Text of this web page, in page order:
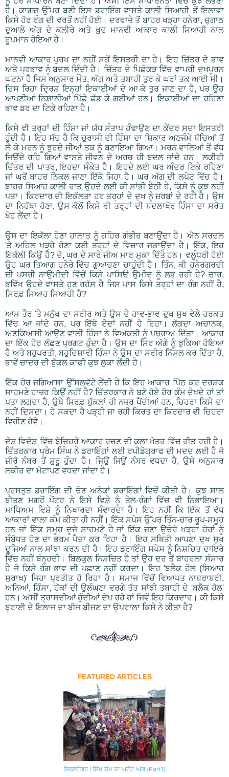
ਹੈ। ਕਾਗ਼ਜ਼ ਉੱਪਰ ਬਣੀ ਇਸ ਡਰਾਇੰਗ ਵਾਸਤੇ ਕਾਲੀ ਸਿਆਹੀ ਤੋਂ ਇਲਾਵਾ
ਕਿਸੇ ਹੋਰ ਰੰਗ ਦੀ ਵਰਤੋਂ ਨਹੀਂ ਹੋਈ। ਦਰਵਾਜ਼ੇ ਤੋਂ ਬਾਹਰ ਖੜ੍ਹਾ ਹਨੇਰਾ, ਚੁਗਾਠ
ਦੁਆਲੇ ਅੱਗ ਦੇ ਕਲੀਰੇ ਅਤੇ ਖ਼ੁਦ ਮਾਨਵੀ ਆਕਾਰ ਕਾਲੀ ਸਿਆਹੀ ਨਾਲ
ਰੂਪਮਾਨ ਹੋਇਆ ਹੈ।
ਮਾਨਵੀ ਆਕਾਰ ਪੁਰਖ ਦਾ ਨਹੀਂ ਸਗੋਂ ਇਸਤਰੀ ਦਾ ਹੈ। ਇਹ ਚਿੱਤਰ ਦੇ ਭਾਵ
ਅਤੇ ਪ੍ਰਭਾਵ ਨੂੰ ਬਦਲ ਦਿੰਦੀ ਹੈ। ਚਿੱਤਰ ਦੇ ਪਿਛੋਕੜ ਵਿੱਚ ਵਾਪਰੀ ਦੁਖਪੂਰਨ
ਘਟਨਾ ਹੈ ਜਿਸ ਅਨੁਸਾਰ ਮੌਤ, ਅੱਗ ਅਤੇ ਤਬਾਹੀ ਤੁਰ ਕੇ ਘਰਾਂ ਤਕ ਆਈ ਸੀ।
ਦਿਸ ਰਿਹਾ ਦ੍ਰਿਸ਼ ਇਨ੍ਹਾਂ ਇਕਾਈਆਂ ਦੇ ਆ ਕੇ ਤੁਰ ਜਾਣ ਦਾ ਹੈ, ਪਰ ਉਹ
ਆਪਣੀਆਂ ਨਿਸ਼ਾਨੀਆਂ ਪਿੱਛੇ ਛੱਡ ਕੇ ਗਈਆਂ ਹਨ। ਇਕਾਈਆਂ ਦਾ ਰਹਿਣਾ
ਭਾਵ ਡਰ ਦਾ ਟਿਕੇ ਰਹਿਣਾ ਹੈ।
ਕਿਸੇ ਵੀ ਤਰ੍ਹਾਂ ਦੀ ਹਿੰਸਾ ਜਾਂ ਯੱਧ ਸੰਤਾਪ ਹੰਢਾਉਣ ਦਾ ਕੇਂਦਰ ਸਦਾ ਇਸਤਰੀ
ਹੁੰਦੀ ਹੈ। ਇਹ ਸੱਚ ਹੈ ਕਿ ਚੁਰਾਸੀ ਦੀ ਹਿੰਸਾ ਦਾ ਸ਼ਿਕਾਰ ਅਣਜੰਮੇ ਬੱਚਿਆਂ ਤੋਂ
ਲੈ ਕੇ ਮਰਨ ਨੂੰ ਝੁਰਦੇ ਜੀਆਂ ਤਕ ਨੂੰ ਬਣਾਇਆ ਗਿਆ। ਮਰਨ ਵਾਲਿਆਂ ਤੋਂ ਵੱਧ
ਜਿਉਂਦੇ ਰਹਿ ਗਿਆਂ ਵਾਸਤੇ ਜੀਵਨ ਦੇ ਅਰਥ ਹੀ ਬਦਲ ਜਾਂਦੇ ਹਨ। ਲਕੀਰੀ
ਚਿੱਤਰ ਦੀ ਪਾਤਰ, ਇਹਦਾ ਸੰਕੇਤ ਹੈ। ਇਹਦੇ ਲਈ ਘਰ ਅੰਦਰ ਟਿਕੇ ਰਹਿਣਾ
ਜਾਂ ਘਰੋਂ ਬਾਹਰ ਨਿਕਲ ਜਾਣਾ ਇੱਕੋ ਜਿਹਾ ਹੈ। ਘਰ ਅੱਗ ਦੀ ਲਪੇਟ ਵਿੱਚ ਹੈ।
ਬਾਹਰ ਸਿਆਹ ਕਾਲੀ ਰਾਤ ਉਹਦੇ ਲਈ ਕੀ ਸਾਂਭੀ ਬੈਠੀ ਹੈ, ਕਿਸੇ ਨੂੰ ਕੁਝ ਨਹੀਂ
ਪਤਾ। ਕਿਰਦਾਰ ਦੀ ਇਕੱਲਤਾ ਹਰ ਤਰ੍ਹਾਂ ਦੇ ਦੁਖ ਨੂੰ ਜ਼ਰਬਾਂ ਦੇ ਰਹੀ ਹੈ। ਉਸ
ਦਾ ਨਿਹੱਥਾ ਹੋਣਾ, ਉਸ ਕੋਲੋਂ ਕਿਸੇ ਵੀ ਤਰ੍ਹਾਂ ਦੀ ਬਦਲਾਖੋਰ ਹਿੰਸਾ ਦਾ ਸਰੋਤ
ਖੋਹ ਲੈਂਦਾ ਹੈ।
ਉਸ ਦਾ ਇਕੱਲਾ ਹੋਣਾ ਹਾਲਾਤ ਨੂੰ ਗਹਿਰ ਗੰਭੀਰ ਬਣਾਉਂਦਾ ਹੈ। ਐਨ ਸਰਦਲ
'ਤੇ ਅਹਿਲ ਖੜ੍ਹੇ ਹੋਣਾ ਕਈ ਤਰ੍ਹਾਂ ਦੇ ਵਿਚਾਰ ਜਗਾਉਂਦਾ ਹੈ। ਇੱਕ, ਇਹ
ਇਕੱਲੀ ਕਿਉਂ ਹੈ? ਦੋ, ਘਰ ਦੇ ਸਾਰੇ ਜੀਅ ਮਾਰ ਮੁਕਾ ਦਿੱਤੇ ਹਨ। ਵਲੂੰਧਰੀ ਹੋਈ
ਉਹ ਘਰ ਤਿਆਗ ਹਨੇਰੇ ਵਿੱਚ ਗੁਆਚਣਾ ਚਾਹੁੰਦੀ ਹੈ। ਤਿੰਨ, ਕੀ ਹਨੇਰਗਰਦੀ
ਦੀ ਪਸਰੀ ਨਾਉਮੀਦੀ ਵਿੱਚੋਂ ਕਿਸੇ ਪਾਸਿਓਂ ਉਮੀਦ ਨੂੰ ਲਭ ਰਹੀ ਹੈ? ਚਾਰ,
ਭਵਿੱਖ ਉਹਦੇ ਵਾਸਤੇ ਹੁਣ ਰਹੱਸ ਹੈ ਜਿਸ ਪਾਸ ਕਿਸੇ ਤਰ੍ਹਾਂ ਦਾ ਰੰਗ ਨਹੀਂ ਹੈ,
ਸਿਰਫ਼ ਸਿਆਹ ਸਿਆਹੀ ਹੈ?
ਆਮ ਤੌਰ 'ਤੇ ਮਨੁੱਖ ਦਾ ਸਰੀਰ ਅਤੇ ਉਸ ਦੇ ਹਾਵ-ਭਾਵ ਦੁਖ ਸੁਖ ਵੇਲੇ ਹਰਕਤ
ਵਿੱਚ ਆ ਜਾਂਦੇ ਹਨ, ਪਰ ਇੱਥੋ ਏਦਾਂ ਨਹੀਂ ਹੋ ਰਿਹਾ। ਲੱਗਦਾ ਅਚਾਨਕ,
ਅਣਕਿਆਸੀ ਆਉਣ ਵਾਲੀ ਹਿੰਸਾ ਨੇ ਵਿਅਕਤੀ ਨੂੰ ਪਥਰਾਅ ਦਿੱਤਾ। ਆਕਾਰ
ਦਾ ਇੱਕ ਹੋਰ ਲੱਛਣ ਪ੍ਰਗਟ ਹੁੰਦਾ ਹੈ। ਉਸ ਦਾ ਸਿਰ ਅੱਗੇ ਨੂੰ ਝੁਕਿਆ ਹੋਇਆ
ਹੈ ਅਤੇ ਬਹੁਪਰਤੀ, ਬਹੁਦਿਸ਼ਾਵੀ ਹਿੰਸਾ ਨੇ ਉਸ ਦਾ ਸਰੀਰ ਨਿੱਸਲ ਕਰ ਦਿੱਤਾ ਹੈ,
ਭਾਵੇਂ ਚਾਦਰ ਦੀ ਬੁੱਕਲ ਕਾਫ਼ੀ ਕੁਝ ਲੁਕਾ ਲੈਂਦੀ ਹੈ।
ਇੱਕ ਹੋਰ ਜਗਿਆਸਾ ਉੱਸਲਵੱਟੇ ਲੈਂਦੀ ਹੈ ਕਿ ਇਹ ਆਕਾਰ ਪਿੱਠ ਕਰ ਦਰਸ਼ਕ
ਸਾਹਮਣੇ ਹਾਜ਼ਰ ਕਿਉਂ ਨਹੀਂ ਹੈ? ਚਿੱਤਰਕਾਰ ਨੇ ਬਣੇ ਹੋਏ ਹੋਰ ਕੰਮ ਦੇਖਦੇ ਹਾਂ ਤਾਂ
ਪਤਾ ਲਗਦਾ ਹੈ, ਉਥੇ ਸਿਰਫ਼ ਬੁੱਕਲਾਂ ਹੀ ਨਜ਼ਰ ਪੈਂਦੀਆਂ ਹਨ, ਚਿਹਰਾ ਕਿਸੇ ਦਾ
ਨਹੀਂ ਦਿਸਦਾ। ਹੋ ਸਕਦਾ ਹੈ ਪੜ੍ਹੀ ਜਾ ਰਹੀ ਕਿਰਤ ਦਾ ਕਿਰਦਾਰ ਵੀ ਚਿਹਰਾ
ਵਿਹੀਣ ਹੋਵੇ।
ਦੇਸ਼ ਵਿਦੇਸ਼ ਵਿੱਚ ਬੇਚਿਹਰੇ ਆਕਾਰ ਰਚਣ ਦੀ ਕਲਾ ਖੇਤਰ ਵਿੱਚ ਰੀਤ ਰਹੀ ਹੈ।
ਚਿੱਤਰਕਾਰ ਪ੍ਰੇਮ ਸਿੰਘ ਨੇ ਡਰਾਇੰਗਾਂ ਲਈ ਰਪੀਡੋਗ੍ਰਾਫ ਦੀ ਮਦਦ ਲਈ ਹੈ ਜੋ
ਜ਼ੀਰੋ ਨੰਬਰ ਤੋਂ ਸ਼ੁਰੂ ਹੁੰਦਾ ਹੈ। ਜਿਉਂ ਜਿਉਂ ਨੰਬਰ ਵਧਦਾ ਹੈ, ਉਸੇ ਅਨੁਸਾਰ
ਲਕੀਰ ਦਾ ਮੋਟਾਪਣ ਵਧਦਾ ਜਾਂਦਾ ਹੈ।
ਪ੍ਰਸਤੁਤ ਡਰਾਇੰਗ ਦੀ ਚੋਣ ਅਨੇਕਾਂ ਡਰਾਇੰਗਾਂ ਵਿਚੋਂ ਕੀਤੀ ਹੈ। ਕੁਝ ਸਾਲ
ਬੀਤਣ ਮਗਰੋਂ ਪੇਂਟਰ ਨੇ ਇਸੇ ਵਿਸ਼ੇ ਨੂੰ ਤੇਲ-ਰੰਗਾਂ ਵਿੱਚ ਵੀ ਨਿਭਾਇਆ।
ਮਾਧਿਅਮ ਵਿਸ਼ੇ ਨੂੰ ਨਿਖਾਰਦਾ ਸੰਵਾਰਦਾ ਹੈ। ਇਹ ਨਹੀਂ ਕਿ ਇੱਕ ਤੋਂ ਵੱਧ
ਆਕਾਰਾਂ ਵਾਲਾ ਕੰਮ ਕੀਤਾ ਹੀ ਨਹੀਂ। ਇੱਕ ਸਪੇਸ ਉੱਪਰ ਤਿੰਨ-ਚਾਰ ਰੂਪ-ਸਮੂਹ
ਹਨ ਜਾਂ ਇੱਕ ਸਮੂਹ ਦੂਜੇ ਸਾਹਮਣੇ ਹੈ ਜਾਂ ਇੱਕ ਜਣਾ ਉਚੇਰੇ ਖੜ੍ਹਾ ਹੋਰਾਂ ਨੂੰ
ਸੰਬੋਧਤ ਹੋਣ ਦਾ ਭਰਮ ਪੈਦਾ ਕਰ ਰਿਹਾ ਹੈ। ਇਹ ਸਥਿਤੀ ਆਪਣਾ ਦੁਖ ਸੁਖ
ਦੂਜਿਆਂ ਨਾਲ ਸਾਂਝਾ ਕਰਨ ਦੀ ਹੈ। ਇਹ ਡਰਾਇੰਗ ਸਪੇਸ ਨੂੰ ਨਿਸ਼ਚਿਤ ਦਾਇਰੇ
ਵਿੱਚ ਨਹੀਂ ਬੰਨ੍ਹਦੀ। ਬਿਲਕੁਲ ਨਿਸ਼ਚਿਤ ਹੈ ਤਾਂ ਉਹ ਦਰ ਤੋਂ ਬਾਹਰਲਾ ਸੰਸਾਰ
ਹੈ ਜੋ ਕਿਸੇ ਰੰਗ ਭਾਵ ਦੀ ਪਛਾਣ ਨਹੀਂ ਕਰਦਾ। ਇਹ 'ਬਲੈਕ ਹੋਲ (ਸਿਆਹ
ਸੁਰਾਖ਼)' ਜਿਹਾ ਪ੍ਰਤੀਤ ਹੋ ਰਿਹਾ ਹੈ। ਸਮਾਜ ਵਿੱਚੋਂ ਵਿਆਪਤ ਨਾਬਰਾਬਰੀ,
ਅਨਿਆਂ, ਹਿੰਸਾ, ਹੱਕਾਂ ਦੀ ਉਲੰਘਣਾ ਵਰਗੇ ਤੱਤ ਸਾਂਝੀ ਤਬਾਹੀ ਦੇ 'ਬਲੈਕ ਹੋਲ'
ਹਨ। ਅਸੀਂ ਤ੍ਰਾਸਦੀਆਂ ਹੁੰਦੀਆਂ ਦੇਖ ਰਹੇ ਹਾਂ ਜਿਵੇਂ ਇਹ ਕਿਰਦਾਰ। ਕੀ ਕਿਸੇ
ਬੁਰਾਈ ਦੇ ਇਲਾਜ ਦਾ ਬੀਜ ਬੀਜਣ ਦਾ ਉਪਰਾਲਾ ਕਿਸੇ ਨੇ ਕੀਤਾ ਹੈ?
FEATURED ARTICLES
ਸਿਕਲੀਗਰ ! ਸਿੱਖ ਕੌਮ ਦਾ ਅਟੁੱਟ ਅੰਗ (Part1)